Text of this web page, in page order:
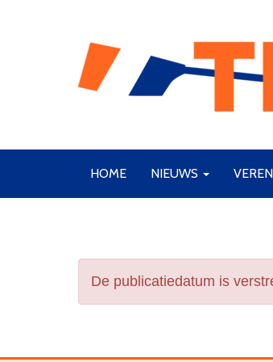
HOME NIEUWS
De publicatiedatum is